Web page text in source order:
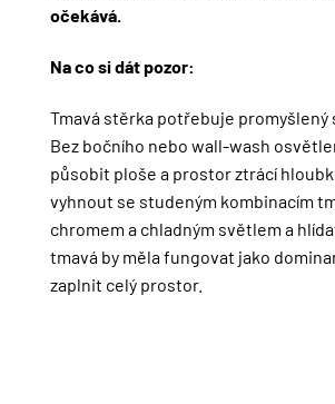
očekává.
Na co si dát pozor:
Tmavá stěrka potřebuje promyšlený
Bez bočního nebo wall-wash
působit ploše a prostor ztrácí
vyhnout se studeným kombinacím
chromem a chladným světlem a
tmavá by měla fungovat jako
zaplnit celý prostor.